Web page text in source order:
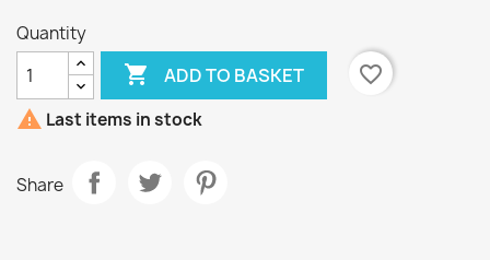
Quantity
 ADD TO BASKET
favorite_border
 Last items in stock
Share